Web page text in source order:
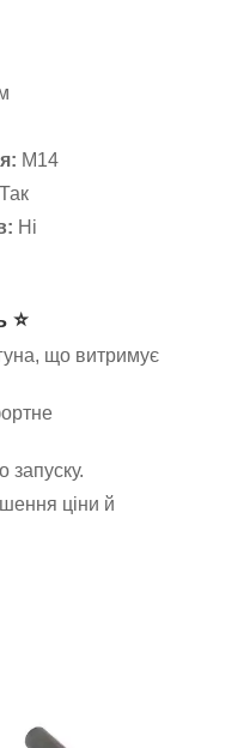
M14
Так
Ні
⭐
що витримує
запуску.
ціни й